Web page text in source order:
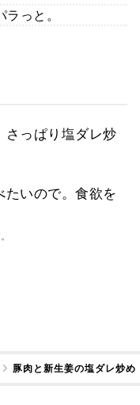
っと。
さっぱり塩ダレ炒
たいので。食欲を
豚肉と新生姜の塩ダレ炒め